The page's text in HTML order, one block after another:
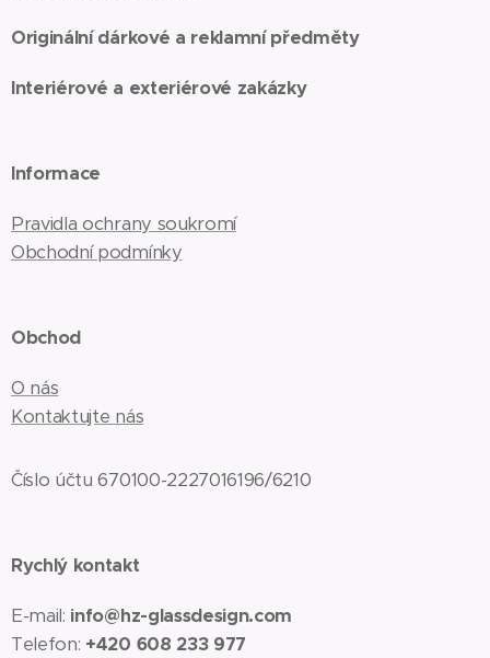
Originální dárkové a reklamní předměty
Interiérové a exteriérové zakázky
Informace
Pravidla ochrany soukromí
Obchodní podmínky
Obchod
O nás
Kontaktujte nás
Číslo účtu 670100-2227016196/6210
Rychlý kontakt
E-mail: info@hz-glassdesign.com
Telefon: +420 608 233 977